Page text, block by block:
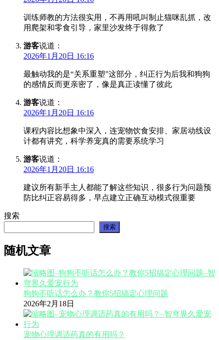
训练师教的方法很实用，不再用吼叫制止猫咪乱抓，改
用爬架和零食引导，家里沙发终于得救了
游客说道：
2026年1月20日 16:16
最触动我的是“关系重塑”这部分，纠正行为后我和狗狗
的感情反而更亲密了，像是真正读懂了彼此
游客说道：
2026年1月20日 16:16
课程内容比想象中深入，连宠物饮食安排、家居动线设
计都有讲究，科学养宠真的需要系统学习
游客说道：
2026年1月20日 16:16
建议所有新手主人都能了解这些知识，很多行为问题预
防比纠正容易得多，早点建立正确互动模式很重要
搜索
搜索
随机文章
狗狗不听话怎么办？教你5招搞定心理问题
2026年2月18日
宠物心理调适药真的有用吗？